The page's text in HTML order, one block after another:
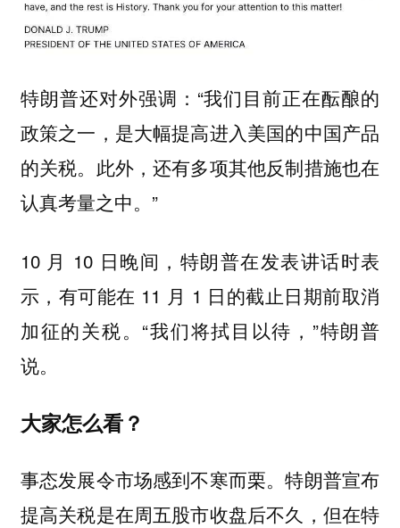
特朗普还对外强调：“我们目前正在酝酿的
政策之一，是大幅提高进入美国的中国产品
的关税。此外，还有多项其他反制措施也在
认真考量之中。”
10 月 10 日晚间，特朗普在发表讲话时表
示，有可能在 11 月 1 日的截止日期前取消
加征的关税。“我们将拭目以待，”特朗普
说。
大家怎么看？
事态发展令市场感到不寒而栗。特朗普宣布
提高关税是在周五股市收盘后不久，但在特